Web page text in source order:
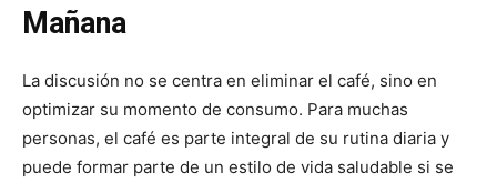
Mañana
La discusión no se centra en eliminar el café, sino en
optimizar su momento de consumo. Para muchas
personas, el café es parte integral de su rutina diaria y
puede formar parte de un estilo de vida saludable si se